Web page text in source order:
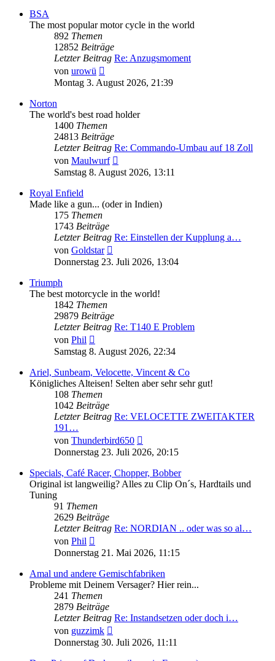
BSA
The most popular motor cycle in the world
892 Themen
12852 Beiträge
Letzter Beitrag Re: Anzugsmoment
von urowü
Beitrag
Montag 3. August 2026, 21:39
Norton
The world's best road holder
1400 Themen
24813 Beiträge
Letzter Beitrag Re: Commando-Umbau auf 18 Zoll
von Maulwurf
Beitrag
Samstag 8. August 2026, 13:11
Royal Enfield
Made like a gun... (oder in Indien)
175 Themen
1743 Beiträge
Letzter Beitrag Re: Einstellen der Kupplung a…
von Goldstar
Beitrag
Donnerstag 23. Juli 2026, 13:04
Triumph
The best motorcycle in the world!
1842 Themen
29879 Beiträge
Letzter Beitrag Re: T140 E Problem
von Phil
Beitrag
Samstag 8. August 2026, 22:34
Ariel, Sunbeam, Velocette, Vincent & Co
Königliches Alteisen! Selten aber sehr sehr gut!
108 Themen
1042 Beiträge
Letzter Beitrag Re: VELOCETTE ZWEITAKTER
191…
von Thunderbird650
Beitrag
Donnerstag 23. Juli 2026, 20:15
Specials, Café Racer, Chopper, Bobber
Original ist langweilig? Alles zu Clip On´s, Hardtails und
Tuning
91 Themen
2629 Beiträge
Letzter Beitrag Re: NORDIAN .. oder was so al…
von Phil
Beitrag
Donnerstag 21. Mai 2026, 11:15
Amal und andere Gemischfabriken
Probleme mit Deinem Versager? Hier rein...
241 Themen
2879 Beiträge
Letzter Beitrag Re: Instandsetzen oder doch i…
von guzzimk
Beitrag
Donnerstag 30. Juli 2026, 11:11